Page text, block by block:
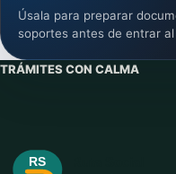
Úsala para preparar
soportes antes de entrar
TRÁMITES CON CALMA